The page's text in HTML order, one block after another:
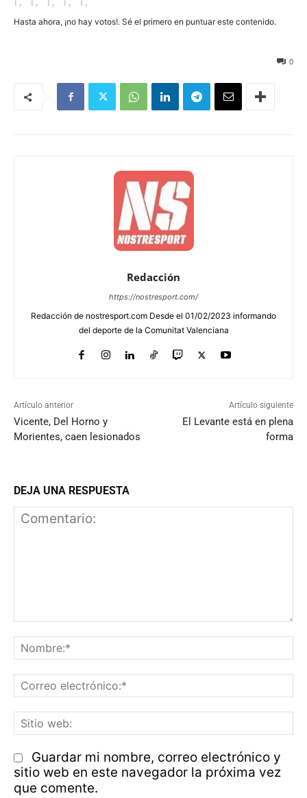
Hasta ahora, ¡no hay votos!. Sé el primero en puntuar este contenido.
0
Redacción
https://nostresport.com/
Redacción de nostresport.com Desde el 01/02/2023 informando
del deporte de la Comunitat Valenciana
Artículo anterior
Vicente, Del Horno y
Morientes, caen lesionados
Artículo siguiente
El Levante está en plena
forma
DEJA UNA RESPUESTA
Guardar mi nombre, correo electrónico y
sitio web en este navegador la próxima vez
que comente.